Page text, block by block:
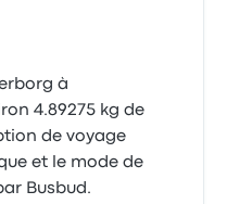
à
4.89275 kg de
de voyage
et le mode de
Busbud.